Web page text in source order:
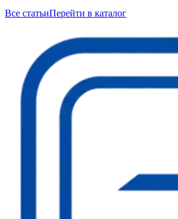
Все статьиПерейти в каталог